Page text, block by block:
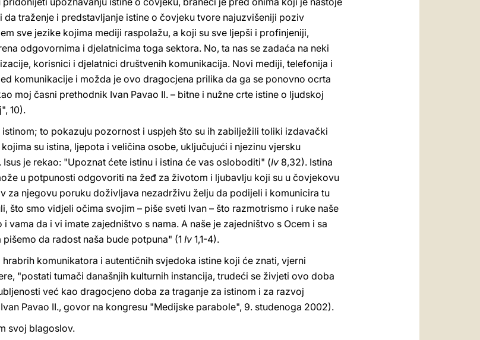
traženje i predstavljanje istine o čovjeku tvore najuzvišeniji poziv
sve jezike kojima mediji raspolažu, a koji su sve ljepši i profinjeniji,
odgovornima i djelatnicima toga sektora. No, ta nas se zadaća na neki
korisnici i djelatnici društvenih komunikacija. Novi mediji, telefonija i
komunikacije i možda je ovo dragocjena prilika da ga se ponovno ocrta
moj časni prethodnik Ivan Pavao II. – bitne i nužne crte istine o ljudskoj
10).
to pokazuju pozornost i uspjeh što su ih zabilježili toliki izdavački
su istina, ljepota i veličina osobe, uključujući i njezinu vjersku
je rekao: "Upoznat ćete istinu i istina će vas osloboditi" (Iv 8,32). Istina
u potpunosti odgovoriti na žeđ za životom i ljubavlju koji su u čovjekovu
za njegovu poruku doživljava nezadrživu želju da podijeli i komunicira tu
što smo vidjeli očima svojim – piše sveti Ivan – što razmotrismo i ruke naše
vama da i vi imate zajedništvo s nama. A naše je zajedništvo s Ocem i sa
da radost naša bude potpuna" (1 Iv 1,1-4).
komunikatora i autentičnih svjedoka istine koji će znati, vjerni
"postati tumači današnjih kulturnih instancija, trudeći se živjeti ovo doba
već kao dragocjeno doba za traganje za istinom i za razvoj
Pavao II., govor na kongresu "Medijske parabole", 9. studenoga 2002).
svoj blagoslov.